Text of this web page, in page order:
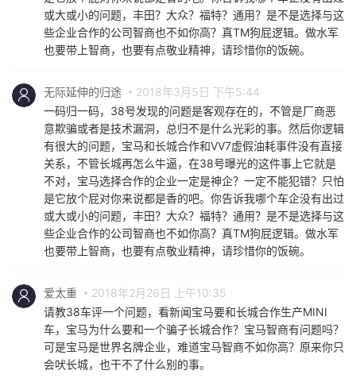
或大或小的问题，丰田？大众？福特？通用？是不是选择与这
些企业合作的公司智商也不如你高？真TM狗屁逻辑。做水军
也要带上智商，也要有点敬业精神，请珍惜你的饭碗。
无际延伸的归途
2018年3月5日 下午5:44
一码归一码，38号发现的问题是客观存在的，不管是厂商恶
意欺骗或者是技术漏洞，总归不是什么光彩的事。然后你逻辑
有很大的问题，宝马和长城合作和VV7虚假油耗事件没有直接
关系，不管长城再怎么牛逼，在38号曝光的这件事上它就是
不对，宝马选择合作的企业一定是神企？一定不能犯错？只怕
是它放个屁对你来说都是香的吧。你告诉我哪个车企没有出过
或大或小的问题，丰田？大众？福特？通用？是不是选择与这
些企业合作的公司智商也不如你高？真TM狗屁逻辑。做水军
也要带上智商，也要有点敬业精神，请珍惜你的饭碗。
爱太重
2018年2月26日 上午10:35
请教38车评一个问题，看新闻宝马要和长城合作生产MINI
车，宝马为什么要和一个骗子长城合作？宝马智商有问题吗？
可是宝马是世界名牌企业，难道宝马智商不如你高？原来你只
会吠长城，也干不了什么别的事。